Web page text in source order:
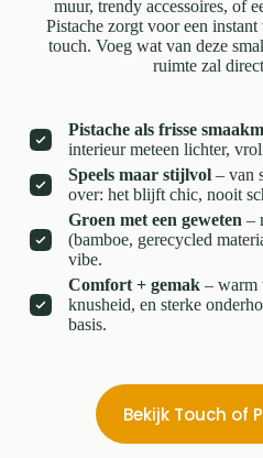
muur, trendy accessoires, of
Pistache zorgt voor een
touch. Voeg wat van deze
ruimte zal
Pistache als frisse
interieur meteen lichter,
Speels maar stijlvol– van
over: het blijft chic, nooit
Groen met een geweten –
(bamboe, gerecycled
vibe.
Comfort + gemak– warm
knusheid, en sterke
basis.
Bekijk Touch of